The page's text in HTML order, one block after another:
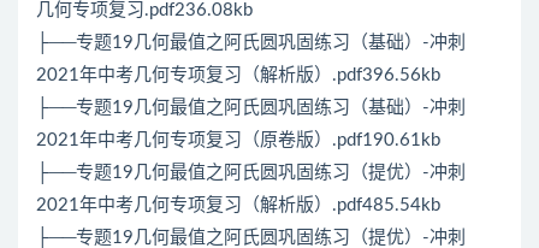
几何专项复习.pdf236.08kb
├──专题19几何最值之阿氏圆巩固练习（基础）-冲刺
2021年中考几何专项复习（解析版）.pdf396.56kb
├──专题19几何最值之阿氏圆巩固练习（基础）-冲刺
2021年中考几何专项复习（原卷版）.pdf190.61kb
├──专题19几何最值之阿氏圆巩固练习（提优）-冲刺
2021年中考几何专项复习（解析版）.pdf485.54kb
├──专题19几何最值之阿氏圆巩固练习（提优）-冲刺